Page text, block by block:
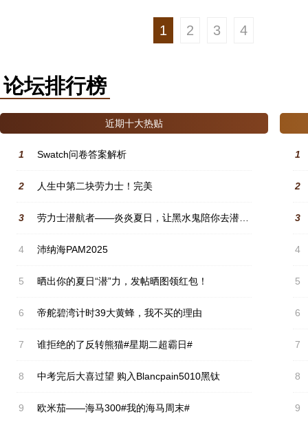
1 2 3 4
论坛排行榜
近期十大热贴
1 Swatch问卷答案解析
2 人生中第二块劳力士！完美
3 劳力士潜航者——炎炎夏日，让黑水鬼陪你去潜水吧兄弟们！#晒出你的夏日“潜”力#
4 沛纳海PAM2025
5 晒出你的夏日“潜”力，发帖晒图领红包！
6 帝舵碧湾计时39大黄蜂，我不买的理由
7 谁拒绝的了反转熊猫#星期二超霸日#
8 中考完后大喜过望 购入Blancpain5010黑钛
9 欧米茄——海马300#我的海马周末#
1
2
3
4
5
6
7
8
9